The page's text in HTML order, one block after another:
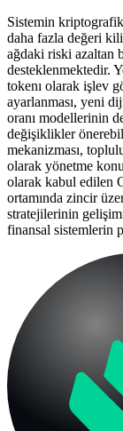
Sistemin
daha fazla değeri
ağdaki riski azaltan
desteklenmektedir.
tokenı olarak işlev
ayarlanması, yeni
oranı modellerinin
değişiklikler
mekanizması,
olarak yönetme
olarak kabul edilen
ortamında zincir
stratejilerinin
finansal sistemlerin